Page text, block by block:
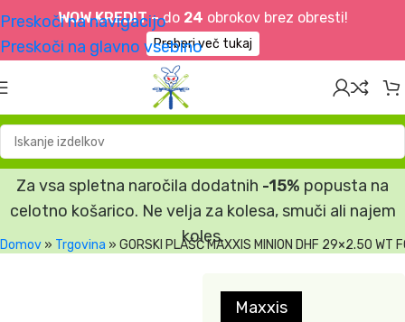
WOW KREDIT –do 24 obrokov brez obresti!
Preberi več tukaj
Preskoči na navigacijo
Preskoči na glavno vsebino
Za vsa spletna naročila dodatnih -15% popusta na
celotno košarico. Ne velja za kolesa, smuči ali najem
koles.
Domov » Trgovina » GORSKI PLAŠČ MAXXIS MINION DHF 29×2.50 WT
Maxxis